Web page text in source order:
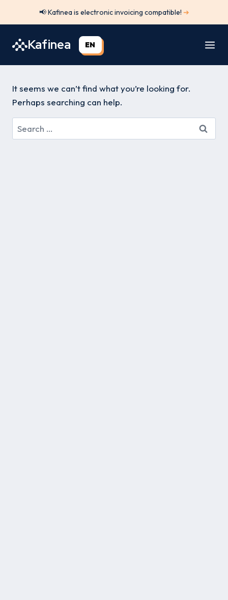
📢 Kafinea is electronic invoicing compatible! ➔
Kafinea EN
It seems we can’t find what you’re looking for.
Perhaps searching can help.
Search
for: